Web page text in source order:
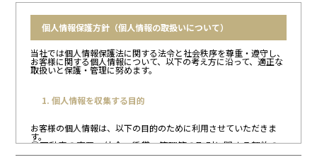
個人情報保護方針（個人情報の取扱いについて）
当社では個人情報保護法に関する法令と社会秩序を尊重・遵守し、
お客様に関する個人情報について、以下の考え方に沿って、適正な
取扱いと保護・管理に努めます。
1. 個人情報を収集する目的
お客様の個人情報は、以下の目的のために利用させていただきま
す。
①不動産の売買、仲介、賃貸、管理等の取引に関する契約の
履行及び関連する情報、サービス、契約後のアフターサービ